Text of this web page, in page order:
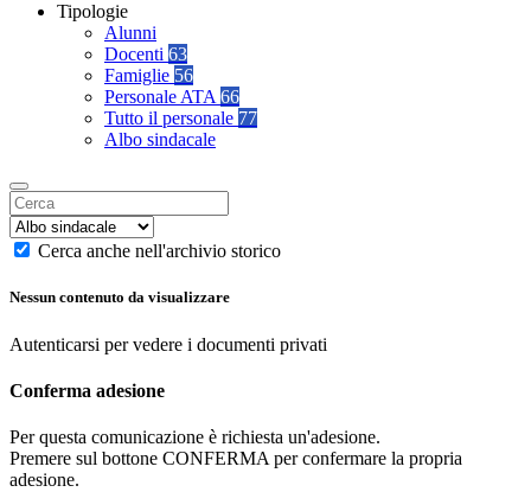
Tipologie
Alunni
Docenti 63
Famiglie 56
Personale ATA 66
Tutto il personale 77
Albo sindacale
Cerca anche nell'archivio storico
Nessun contenuto da visualizzare
Autenticarsi per vedere i documenti privati
Conferma adesione
Per questa comunicazione è richiesta un'adesione.
Premere sul bottone CONFERMA per confermare la propria
adesione.